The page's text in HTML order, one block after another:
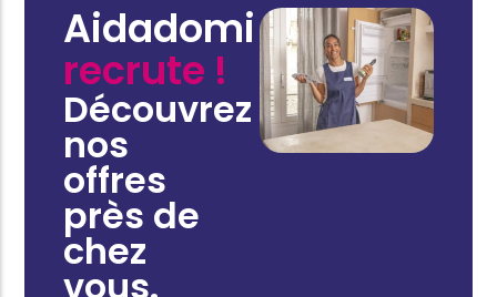
Aidadomi
recrute !
Découvrez
nos
offres
près de
chez
vous.